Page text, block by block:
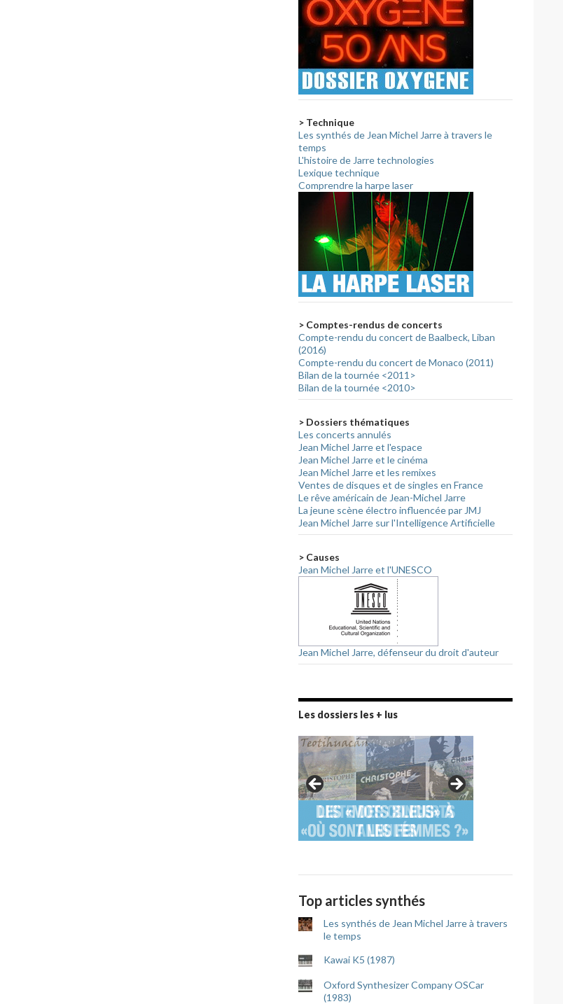
> Technique
Les synthés de Jean Michel Jarre à travers le
temps
L'histoire de Jarre technologies
Lexique technique
Comprendre la harpe laser
> Comptes-rendus de concerts
Compte-rendu du concert de Baalbeck, Liban
(2016)
Compte-rendu du concert de Monaco (2011)
Bilan de la tournée <2011>
Bilan de la tournée <2010>
> Dossiers thématiques
Les concerts annulés
Jean Michel Jarre et l'espace
Jean Michel Jarre et le cinéma
Jean Michel Jarre et les remixes
Ventes de disques et de singles en France
Le rêve américain de Jean-Michel Jarre
La jeune scène électro influencée par JMJ
Jean Michel Jarre sur l'Intelligence Artificielle
> Causes
Jean Michel Jarre et l'UNESCO
Jean Michel Jarre, défenseur du droit d'auteur
Les dossiers les + lus
Top articles synthés
Les synthés de Jean Michel Jarre à travers
le temps
Kawai K5 (1987)
Oxford Synthesizer Company OSCar
(1983)